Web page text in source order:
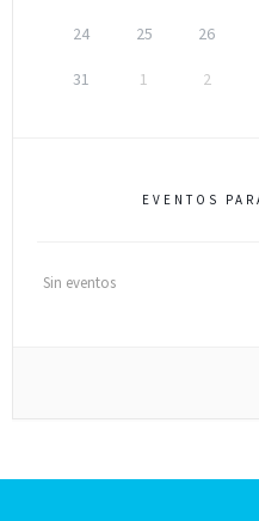
24 25 26
31 1 2
EVENTOS
Sin eventos